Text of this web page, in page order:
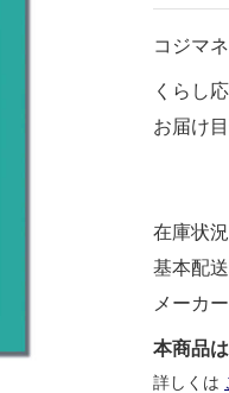
コジマ
くらし
お届
在庫
基本
メーカ
本商品
詳しくは